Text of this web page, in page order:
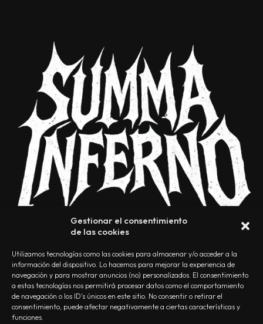
Gestionar el consentimiento
de las cookies
Utilizamos tecnologías como las cookies para almacenar y/o acceder a la
información del dispositivo. Lo hacemos para mejorar la experiencia de
navegación y para mostrar anuncios (no) personalizados. El consentimiento
a estas tecnologías nos permitirá procesar datos como el comportamiento
de navegación o los ID's únicos en este sitio. No consentir o retirar el
consentimiento, puede afectar negativamente a ciertas características y
funciones.
NOSOTROS CONTACTO EDITORIAL POLÍTICA DE PRIVACIDAD